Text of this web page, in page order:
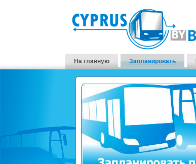
На главную Запланировать